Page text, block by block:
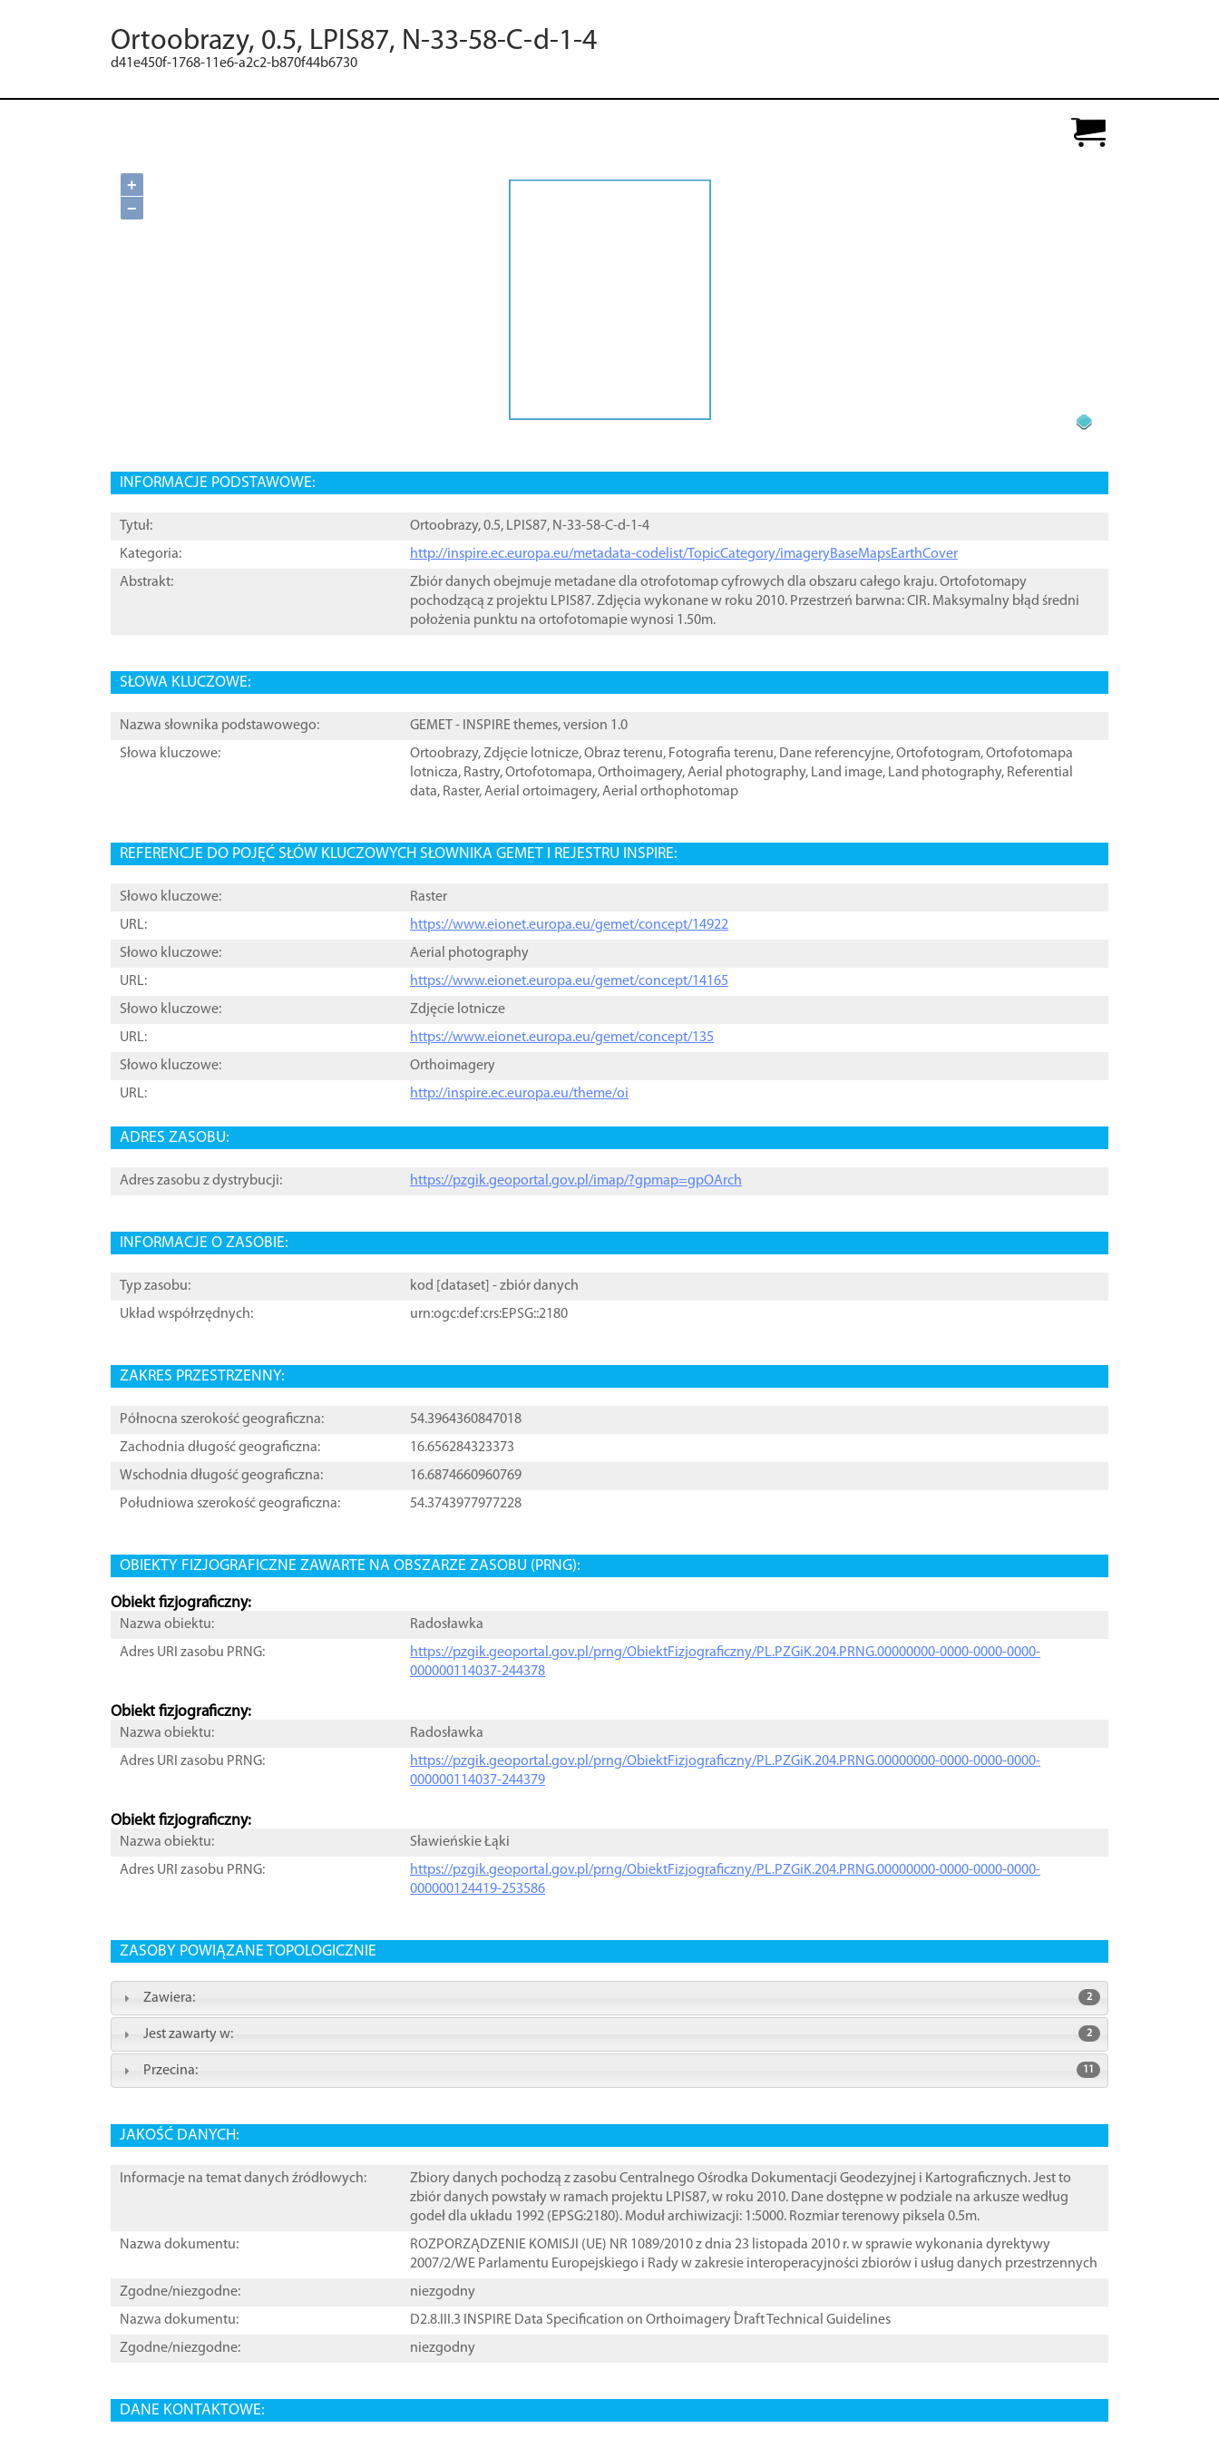
Ortoobrazy, 0.5, LPIS87, N-33-58-C-d-1-4
d41e450f-1768-11e6-a2c2-b870f44b6730
+
−
INFORMACJE PODSTAWOWE:
Tytuł:
Ortoobrazy, 0.5, LPIS87, N-33-58-C-d-1-4
Kategoria:
http://inspire.ec.europa.eu/metadata-codelist/TopicCategory/imageryBaseMapsEarthCover
Abstrakt:
Zbiór danych obejmuje metadane dla otrofotomap cyfrowych dla obszaru całego kraju. Ortofotomapy
pochodzącą z projektu LPIS87. Zdjęcia wykonane w roku 2010. Przestrzeń barwna: CIR. Maksymalny błąd średni
położenia punktu na ortofotomapie wynosi 1.50m.
SŁOWA KLUCZOWE:
Nazwa słownika podstawowego:
GEMET - INSPIRE themes, version 1.0
Słowa kluczowe:
Ortoobrazy,Zdjęcie lotnicze,Obraz terenu, Fotografia terenu, Dane referencyjne,Ortofotogram,Ortofotomapa
lotnicza, Rastry,Ortofotomapa,Orthoimagery,Aerial photography, Land image, Land photography, Referential
data, Raster,Aerial ortoimagery,Aerial orthophotomap
REFERENCJE DO POJĘĆ SŁÓW KLUCZOWYCH SŁOWNIKA GEMET I REJESTRU INSPIRE:
Słowo kluczowe:
Raster
URL:
https://www.eionet.europa.eu/gemet/concept/14922
Słowo kluczowe:
Aerial photography
URL:
https://www.eionet.europa.eu/gemet/concept/14165
Słowo kluczowe:
Zdjęcie lotnicze
URL:
https://www.eionet.europa.eu/gemet/concept/135
Słowo kluczowe:
Orthoimagery
URL:
http://inspire.ec.europa.eu/theme/oi
ADRES ZASOBU:
Adres zasobu z dystrybucji: https://pzgik.geoportal.gov.pl/imap/?gpmap=gpOArch
INFORMACJE O ZASOBIE:
Typ zasobu: kod [ dataset ] - zbiór danych
Układ współrzędnych:
urn:ogc:def:crs:EPSG::2180
ZAKRES PRZESTRZENNY:
Północna szerokość geograficzna:
54.3964360847018
Zachodnia długość geograficzna:
16.656284323373
Wschodnia długość geograficzna:
16.6874660960769
Południowa szerokość geograficzna:
54.3743977977228
OBIEKTY FIZJOGRAFICZNE ZAWARTE NA OBSZARZE ZASOBU (PRNG):
Obiekt fizjograficzny:
Nazwa obiektu:
Radosławka
Adres URI zasobu PRNG:
https://pzgik.geoportal.gov.pl/prng/ObiektFizjograficzny/PL.PZGiK.204.PRNG.00000000-0000-0000-0000-
000000114037-244378
Obiekt fizjograficzny:
Nazwa obiektu:
Radosławka
Adres URI zasobu PRNG:
https://pzgik.geoportal.gov.pl/prng/ObiektFizjograficzny/PL.PZGiK.204.PRNG.00000000-0000-0000-0000-
000000114037-244379
Obiekt fizjograficzny:
Nazwa obiektu:
Sławieńskie Łąki
Adres URI zasobu PRNG:
https://pzgik.geoportal.gov.pl/prng/ObiektFizjograficzny/PL.PZGiK.204.PRNG.00000000-0000-0000-0000-
000000124419-253586
ZASOBY POWIĄZANE TOPOLOGICZNIE
Zawiera: 2
Jest zawarty w: 2
Przecina: 11
JAKOŚĆ DANYCH:
Informacje na temat danych źródłowych:
Zbiory danych pochodzą z zasobu Centralnego Ośrodka Dokumentacji Geodezyjnej i Kartograficznych. Jest to
zbiór danych powstały w ramach projektu LPIS87, w roku 2010. Dane dostępne w podziale na arkusze według
godeł dla układu 1992 (EPSG:2180). Moduł archiwizacji: 1:5000. Rozmiar terenowy piksela 0.5m.
Nazwa dokumentu:
ROZPORZĄDZENIE KOMISJI (UE) NR 1089/2010 z dnia 23 listopada 2010 r. w sprawie wykonania dyrektywy
2007/2/WE Parlamentu Europejskiego i Rady w zakresie interoperacyjności zbiorów i usług danych przestrzennych
Zgodne/niezgodne:
niezgodny
Nazwa dokumentu:
D2.8.III.3 INSPIRE Data Specification on Orthoimagery ֠Draft Technical Guidelines
Zgodne/niezgodne:
niezgodny
DANE KONTAKTOWE: